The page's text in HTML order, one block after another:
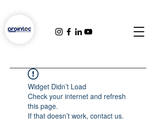
Widget Didn’t Load
Check your internet and refresh
this page.
If that doesn’t work, contact us.